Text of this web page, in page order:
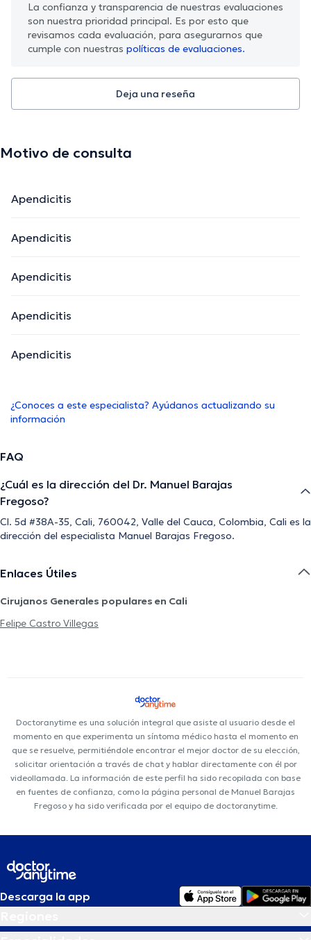
La confianza y transparencia de nuestras evaluaciones
son nuestra prioridad principal. Es por esto que
revisamos cada evaluación, para asegurarnos que
cumple con nuestras políticas de evaluaciones.
Deja una reseña
Motivo de consulta
Apendicitis
Apendicitis
Apendicitis
Apendicitis
Apendicitis
¿Conoces a este especialista? Ayúdanos actualizando su
información
FAQ
¿Cuál es la dirección del Dr. Manuel Barajas
Fregoso?
Cl. 5d #38A-35, Cali, 760042, Valle del Cauca, Colombia, Cali es la
dirección del especialista Manuel Barajas Fregoso.
Enlaces Útiles
Cirujanos Generales populares en Cali
Felipe Castro Villegas
Doctoranytime es una solución integral que asiste al usuario desde el
momento en que experimenta un síntoma médico hasta el momento en
que se resuelve, permitiéndole encontrar el mejor doctor de su elección,
solicitar orientación a través de chat y hablar directamente con él por
videollamada. La información de este perfil ha sido recopilada con base
en fuentes de confianza, como la página personal de Manuel Barajas
Fregoso y ha sido verificada por el equipo de doctoranytime.
Descarga la app